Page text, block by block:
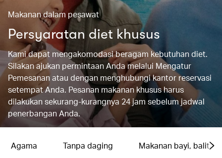
Makanan dalam pesawat
Persyaratan diet khusus
Kami dapat mengakomodasi beragam kebutuhan diet.
Silakan ajukan permintaan Anda melalui Mengatur
Pemesanan atau dengan menghubungi kantor reservasi
setempat Anda. Pesanan makanan khusus harus
dilakukan sekurang-kurangnya 24 jam sebelum jadwal
penerbangan Anda.
Agama Tanpa daging Makanan bayi, balita